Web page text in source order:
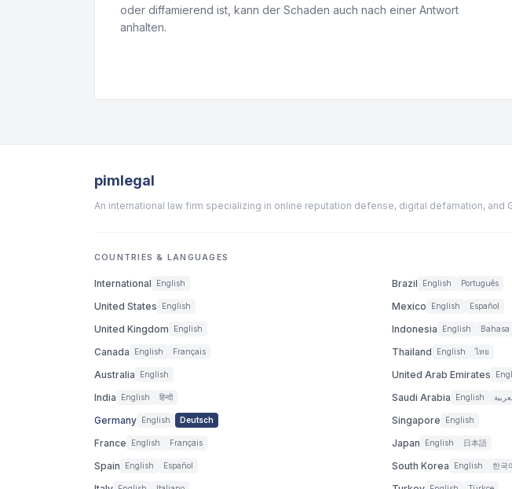
oder diffamierend ist, kann der Schaden auch nach einer Antwort
anhalten.
pimlegal
An international law firm specializing in online reputation defense, digital defamation, and
COUNTRIES & LANGUAGES
International English
United States English
United Kingdom English
Canada English Français
Australia English
India English हिन्दी
Germany English Deutsch
France English Français
Spain English Español
Brazil English Português
Mexico English Español
Indonesia English Bahasa
Thailand English ไทย
United Arab Emirates
Saudi Arabia English
Singapore English
Japan English 日本語
South Korea English 한국